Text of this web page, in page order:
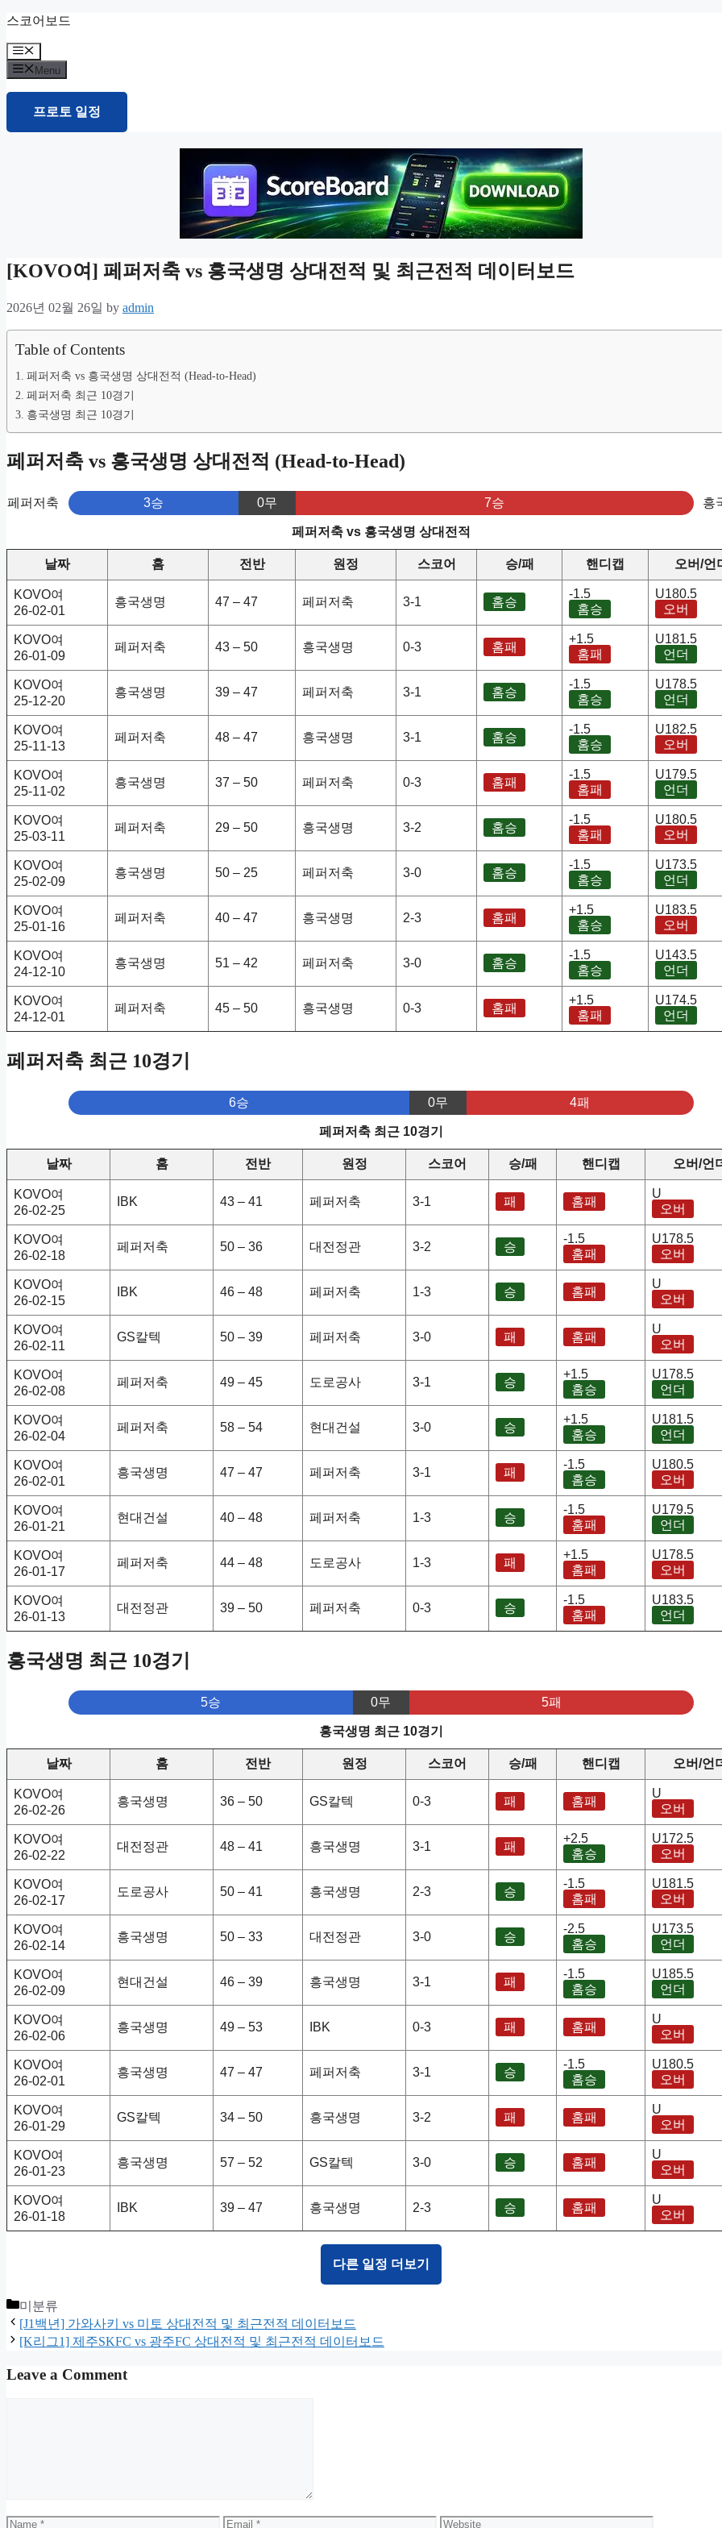
Skip
content
스코어보드
Menu
Menu
프로토 일정
[KOVO여] 페퍼저축 vs 흥국생명 상대전적 및 최근전적 데이터보드
2026년 02월 26일 by admin
Table of Contents
페퍼저축 vs 흥국생명 상대전적 (Head-to-Head)
페퍼저축 최근 10경기
흥국생명 최근 10경기
페퍼저축 vs 흥국생명 상대전적 (Head-to-Head)
페퍼저축 3승 0무 7승 흥
페퍼저축 vs 흥국생명 상대전적
날짜 홈 전반 원정 스코어 승/패 핸디캡 오버/언
KOVO여
26-02-01
흥국생명 47 – 47 페퍼저축 3-1 홈승
-1.5
홈승
U180.5
오버
KOVO여
26-01-09
페퍼저축 43 – 50 흥국생명 0-3 홈패
+1.5
홈패
U181.5
언더
KOVO여
25-12-20
흥국생명 39 – 47 페퍼저축 3-1 홈승
-1.5
홈승
U178.5
언더
KOVO여
25-11-13
페퍼저축 48 – 47 흥국생명 3-1 홈승
-1.5
홈승
U182.5
오버
KOVO여
25-11-02
흥국생명 37 – 50 페퍼저축 0-3 홈패
-1.5
홈패
U179.5
언더
KOVO여
25-03-11
페퍼저축 29 – 50 흥국생명 3-2 홈승
-1.5
홈패
U180.5
오버
KOVO여
25-02-09
흥국생명 50 – 25 페퍼저축 3-0 홈승
-1.5
홈승
U173.5
언더
KOVO여
25-01-16
페퍼저축 40 – 47 흥국생명 2-3 홈패
+1.5
홈승
U183.5
오버
KOVO여
24-12-10
흥국생명 51 – 42 페퍼저축 3-0 홈승
-1.5
홈승
U143.5
언더
KOVO여
24-12-01
페퍼저축 45 – 50 흥국생명 0-3 홈패
+1.5
홈패
U174.5
언더
페퍼저축 최근 10경기
6승 0무 4패
페퍼저축 최근 10경기
날짜 홈 전반 원정 스코어 승/패 핸디캡 오버/언
KOVO여
26-02-25
IBK 43 – 41 페퍼저축 3-1 패 홈패
U
오버
KOVO여
26-02-18
페퍼저축 50 – 36 대전정관 3-2 승
-1.5
홈패
U178.5
오버
KOVO여
26-02-15
IBK 46 – 48 페퍼저축 1-3 승 홈패
U
오버
KOVO여
26-02-11
GS칼텍 50 – 39 페퍼저축 3-0 패 홈패
U
오버
KOVO여
26-02-08
페퍼저축 49 – 45 도로공사 3-1 승
+1.5
홈승
U178.5
언더
KOVO여
26-02-04
페퍼저축 58 – 54 현대건설 3-0 승
+1.5
홈승
U181.5
언더
KOVO여
26-02-01
흥국생명 47 – 47 페퍼저축 3-1 패
-1.5
홈승
U180.5
오버
KOVO여
26-01-21
현대건설 40 – 48 페퍼저축 1-3 승
-1.5
홈패
U179.5
언더
KOVO여
26-01-17
페퍼저축 44 – 48 도로공사 1-3 패
+1.5
홈패
U178.5
오버
KOVO여
26-01-13
대전정관 39 – 50 페퍼저축 0-3 승
-1.5
홈패
U183.5
언더
흥국생명 최근 10경기
5승 0무 5패
흥국생명 최근 10경기
날짜 홈 전반 원정 스코어 승/패 핸디캡 오버/언
KOVO여
26-02-26
흥국생명 36 – 50 GS칼텍 0-3 패 홈패
U
오버
KOVO여
26-02-22
대전정관 48 – 41 흥국생명 3-1 패
+2.5
홈승
U172.5
오버
KOVO여
26-02-17
도로공사 50 – 41 흥국생명 2-3 승
-1.5
홈패
U181.5
오버
KOVO여
26-02-14
흥국생명 50 – 33 대전정관 3-0 승
-2.5
홈승
U173.5
언더
KOVO여
26-02-09
현대건설 46 – 39 흥국생명 3-1 패
-1.5
홈승
U185.5
언더
KOVO여
26-02-06
흥국생명 49 – 53 IBK 0-3 패 홈패
U
오버
KOVO여
26-02-01
흥국생명 47 – 47 페퍼저축 3-1 승
-1.5
홈승
U180.5
오버
KOVO여
26-01-29
GS칼텍 34 – 50 흥국생명 3-2 패 홈패
U
오버
KOVO여
26-01-23
흥국생명 57 – 52 GS칼텍 3-0 승 홈패
U
오버
KOVO여
26-01-18
IBK 39 – 47 흥국생명 2-3 승 홈패
U
오버
다른 일정 더보기
Categories
미분류
[J1백년] 가와사키 vs 미토 상대전적 및 최근전적 데이터보드
[K리그1] 제주SKFC vs 광주FC 상대전적 및 최근전적 데이터보드
Leave a Comment
Name Email Website